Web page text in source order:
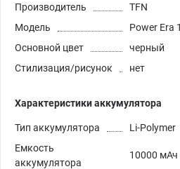
Производитель
TFN
Модель
Power Era
Основной цвет
черный
Стилизация/рисунок
нет
Характеристики аккумулятора
Тип аккумулятора
Li-Polymer
Емкость
аккумулятора
10000 мАч